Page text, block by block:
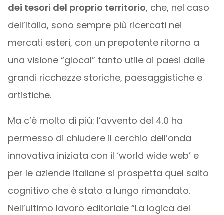
dei tesori del proprio territorio, che, nel caso
dell’Italia, sono sempre più ricercati nei
mercati esteri, con un prepotente ritorno a
una visione “glocal” tanto utile ai paesi dalle
grandi ricchezze storiche, paesaggistiche e
artistiche.
Ma c’è molto di più: l’avvento del 4.0 ha
permesso di chiudere il cerchio dell’onda
innovativa iniziata con il ‘world wide web’ e
per le aziende italiane si prospetta quel salto
cognitivo che è stato a lungo rimandato.
Nell’ultimo lavoro editoriale “La logica del